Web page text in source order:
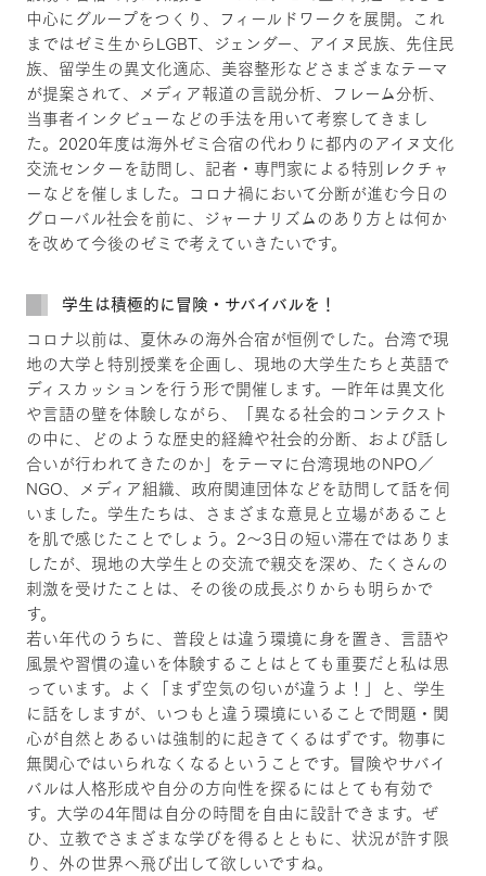
中心にグループをつくり、フィールドワークを展開。これ
まではゼミ生からLGBT、ジェンダー、アイヌ民族、先住民
族、留学生の異文化適応、美容整形などさまざまなテーマ
が提案されて、メディア報道の言説分析、フレーム分析、
当事者インタビューなどの手法を用いて考察してきまし
た。2020年度は海外ゼミ合宿の代わりに都内のアイヌ文化
交流センターを訪問し、記者・専門家による特別レクチャ
ーなどを催しました。コロナ禍において分断が進む今日の
グローバル社会を前に、ジャーナリズムのあり方とは何か
を改めて今後のゼミで考えていきたいです。
学生は積極的に冒険・サバイバルを！
コロナ以前は、夏休みの海外合宿が恒例でした。台湾で現
地の大学と特別授業を企画し、現地の大学生たちと英語で
ディスカッションを行う形で開催します。一昨年は異文化
や言語の壁を体験しながら、「異なる社会的コンテクスト
の中に、どのような歴史的経緯や社会的分断、および話し
合いが行われてきたのか」をテーマに台湾現地のNPO／
NGO、メディア組織、政府関連団体などを訪問して話を伺
いました。学生たちは、さまざまな意見と立場があること
を肌で感じたことでしょう。2～3日の短い滞在ではありま
したが、現地の大学生との交流で親交を深め、たくさんの
刺激を受けたことは、その後の成長ぶりからも明らかで
す。
若い年代のうちに、普段とは違う環境に身を置き、言語や
風景や習慣の違いを体験することはとても重要だと私は思
っています。よく「まず空気の匂いが違うよ！」と、学生
に話をしますが、いつもと違う環境にいることで問題・関
心が自然とあるいは強制的に起きてくるはずです。物事に
無関心ではいられなくなるということです。冒険やサバイ
バルは人格形成や自分の方向性を探るにはとても有効で
す。大学の4年間は自分の時間を自由に設計できます。ぜ
ひ、立教でさまざまな学びを得るとともに、状況が許す限
り、外の世界へ飛び出して欲しいですね。